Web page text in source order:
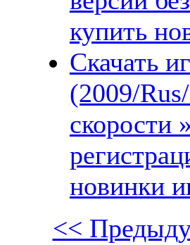
купить
Скачать
(2009/
скорости
новинки
<<